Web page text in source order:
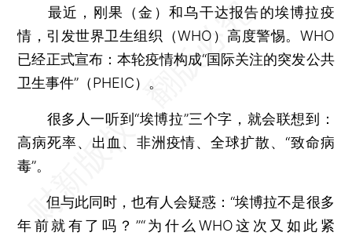
最近，刚果（金）和乌干达报告的埃博拉疫
情，引发世界卫生组织（WHO）高度警惕。WHO
已经正式宣布：本轮疫情构成“国际关注的突发公共
卫生事件”（PHEIC）。
很多人一听到“埃博拉”三个字，就会联想到：
高病死率、出血、非洲疫情、全球扩散、“致命病
毒”。
但与此同时，也有人会疑惑：“埃博拉不是很多
年前就有了吗？”“为什么WHO这次又如此紧